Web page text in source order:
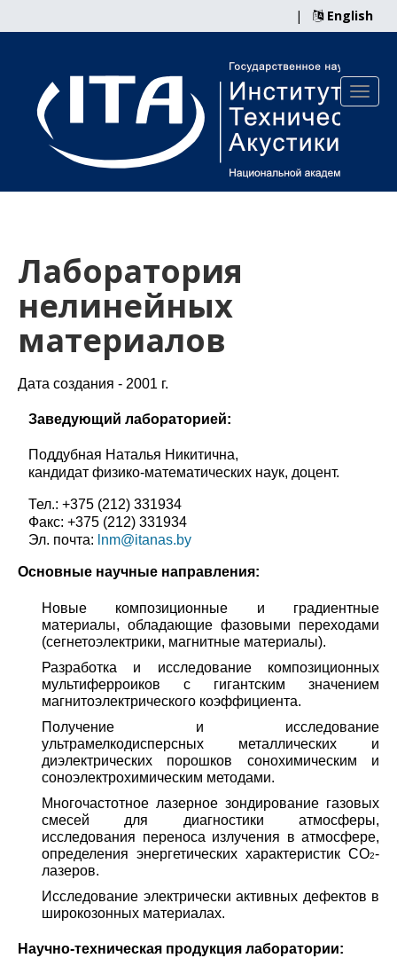
| English
Лаборатория
нелинейных
материалов
Дата создания - 2001 г.
Заведующий лабораторией:
Поддубная Наталья Никитична,
кандидат физико-математических наук, доцент.
Тел.: +375 (212) 331934
Факс: +375 (212) 331934
Эл. почта: lnm@itanas.by
Основные научные направления:
Новые композиционные и градиентные
материалы, обладающие фазовыми переходами
(сегнетоэлектрики, магнитные материалы).
Разработка и исследование композиционных
мультиферроиков с гигантским значением
магнитоэлектрического коэффициента.
Получение и исследование
ультрамелкодисперсных металлических и
диэлектрических порошков сонохимическим и
соноэлектрохимическим методами.
Многочастотное лазерное зондирование газовых
смесей для диагностики атмосферы,
исследования переноса излучения в атмосфере,
определения энергетических характеристик СО2-
лазеров.
Исследование электрически активных дефектов в
широкозонных материалах.
Научно-техническая продукция лаборатории: